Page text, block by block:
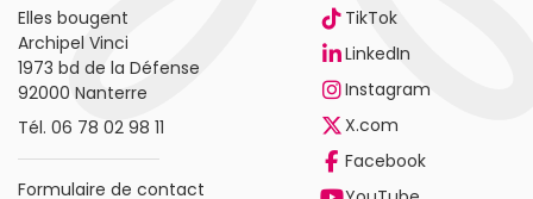
Elles bougent
Archipel Vinci
1973 bd de la Défense
92000 Nanterre
Tél. 06 78 02 98 11
Formulaire de contact
TikTok
LinkedIn
Instagram
X.com
Facebook